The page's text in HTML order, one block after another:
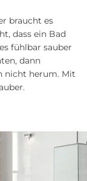
braucht es
dass ein Bad
fühlbar sauber
dann
nicht herum. Mit